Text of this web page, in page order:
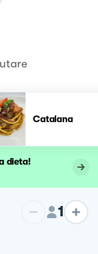
Catalana
dieta!
1